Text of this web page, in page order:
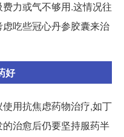
力或气不够用.这情况往
吃些冠心丹参胶囊来治
好
用抗焦虑药物治疗,如丁
治愈后仍要坚持服药半